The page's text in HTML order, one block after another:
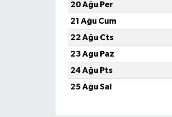
20 Ağu Per
21 Ağu Cum
22 Ağu Cts
23 Ağu Paz
24 Ağu Pts
25 Ağu Sal
BÖLGEDEN
BİLİM TEKNOLOJİ